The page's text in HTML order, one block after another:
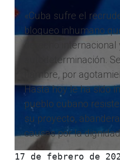
«Cuba sufre el
bloqueo inhumano
derecho
autodeterminación.
hambre, por
Hasta hoy le ha sido
pueblo cubano
su proyecto,
causas por la
17 de febrero de